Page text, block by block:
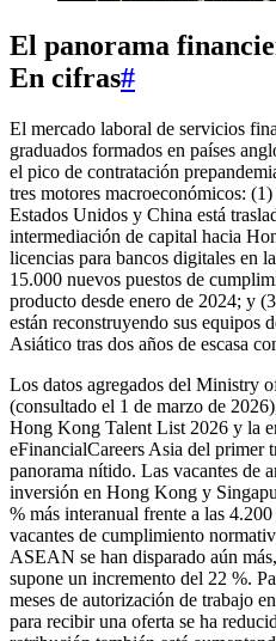
El panorama
En cifras#
El mercado laboral de servicios
graduados formados en países
el pico de contratación
tres motores macroeconómicos:
Estados Unidos y China está
intermediación de capital hacia
licencias para bancos digitales en
15.000 nuevos puestos de
producto desde enero de 2024; y
están reconstruyendo sus equipos
Asiático tras dos años de escasa
Los datos agregados del Ministry
(consultado el 1 de marzo de
Hong Kong Talent List 2026 y la
eFinancialCareers Asia del primer
panorama nítido. Las vacantes de
inversión en Hong Kong y
% más interanual frente a las
vacantes de cumplimiento
ASEAN se han disparado aún
supone un incremento del 22 %.
meses de autorización de trabajo
para recibir una oferta se ha